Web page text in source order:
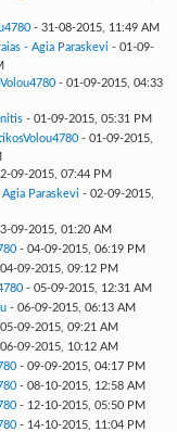
- 31-08-2015, 11:49 AM
- Agia Paraskevi - 01-09-
- 01-09-2015, 04:33
- 01-09-2015, 05:31 PM
- 01-09-2015,
09-2015, 07:44 PM
Paraskevi - 02-09-2015,
09-2015, 01:20 AM
- 04-09-2015, 06:19 PM
09-2015, 09:12 PM
- 05-09-2015, 12:31 AM
- 06-09-2015, 06:13 AM
09-2015, 09:21 AM
09-2015, 10:12 AM
- 09-09-2015, 04:17 PM
- 08-10-2015, 12:58 AM
- 12-10-2015, 05:50 PM
- 14-10-2015, 11:04 PM